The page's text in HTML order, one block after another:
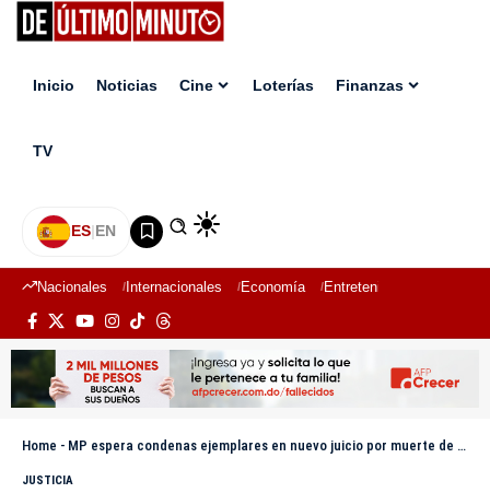
Inicio Noticias Cine Loterías Finanzas
TV
ES|EN
Nacionales Internacionales Economía Entretenimiento
Home - MP espera condenas ejemplares en nuevo juicio por muerte de David de los Santos
JUSTICIA